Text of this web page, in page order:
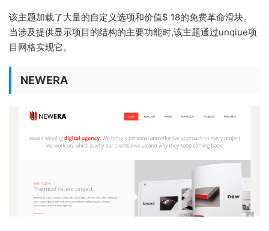
该主题加载了大量的自定义选项和价值$ 18的免费革命滑块。
当涉及提供显示项目的结构的主要功能时,该主题通过unqiue项
目网格实现它。
NEWERA